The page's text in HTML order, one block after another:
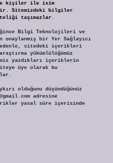
ve kişiler ile isim
Sitemizdeki bilgiler
taşımazlar.
Bilgi Teknolojileri ve
onaylanmış bir Yer Sağlayıcı
sitedeki içerikleri
yükümlülüğümüz
yazdıkları içeriklerin
üye olarak bu
olduğunu düşündüğünüz
adresine
yasal süre içerisinde